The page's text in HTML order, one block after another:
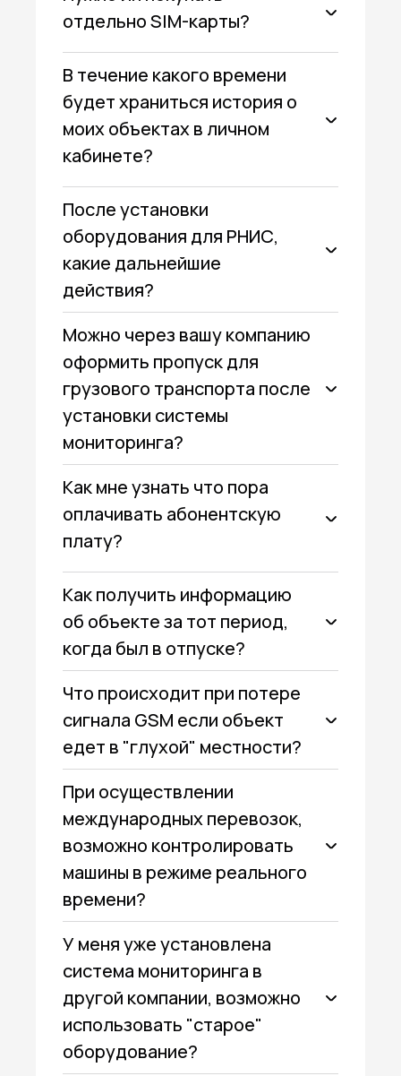
отдельно SIM-карты?
В течение какого времени
будет храниться история о
моих объектах в личном
кабинете?
После установки
оборудования для РНИС,
какие дальнейшие
действия?
Можно через вашу компанию
оформить пропуск для
грузового транспорта после
установки системы
мониторинга?
Как мне узнать что пора
оплачивать абонентскую
плату?
Как получить информацию
об объекте за тот период,
когда был в отпуске?
Что происходит при потере
сигнала GSM если объект
едет в "глухой" местности?
При осуществлении
международных перевозок,
возможно контролировать
машины в режиме реального
времени?
У меня уже установлена
система мониторинга в
другой компании, возможно
использовать "старое"
оборудование?